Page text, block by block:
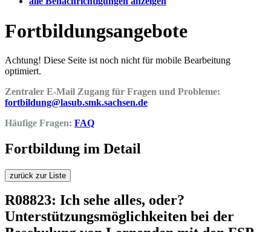
Fortbildungsangebote
Achtung! Diese Seite ist noch nicht für mobile Bearbeitung
optimiert.
Zentraler E-Mail Zugang für Fragen und Probleme:
fortbildung@lasub.smk.sachsen.de
Häufige Fragen: FAQ
Fortbildung im Detail
zurück zur Liste
R08823: Ich sehe alles, oder?
Unterstützungsmöglichkeiten bei der